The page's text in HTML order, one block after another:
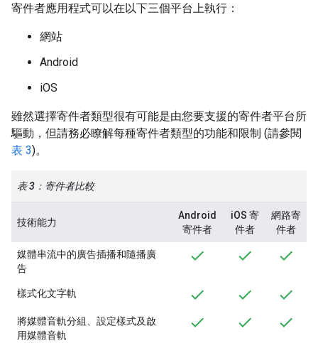
寄件者應用程式可以在以下三個平台上執行：
網站
Android
iOS
雖然選擇寄件者類型很有可能是由您要支援的寄件者平台所
驅動，但請務必瞭解每種寄件者類型的功能和限制 (請參閱
表 3)。
表 3：寄件者比較
技術能力
Android
寄件者
iOS 寄
件者
網路寄
件者
媒體串流中的廣告插播和隨播廣
告
樣式化文字軌
將媒體音軌分組、設定樣式及啟
用媒體音軌